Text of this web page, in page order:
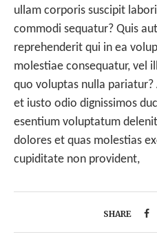
ullam corporis suscipit
commodi sequatur? Quis
reprehenderit qui in ea
molestiae consequatur, vel
quo voluptas nulla
et iusto odio dignissimos
esentium voluptatum
dolores et quas molestias
cupiditate non provident,
SHARE